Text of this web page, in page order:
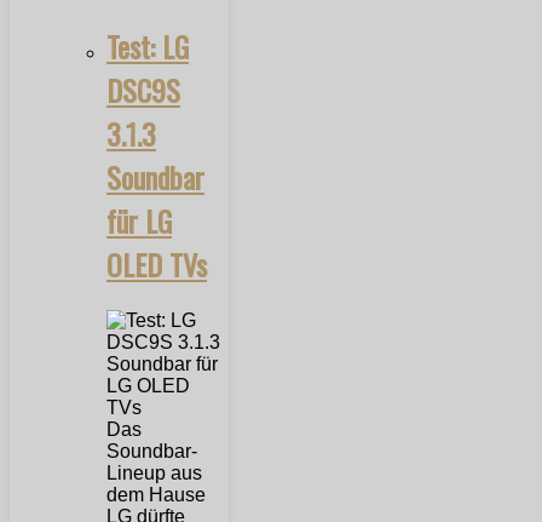
Test: LG
DSC9S
3.1.3
Soundbar
für LG
OLED TVs
Das
Soundbar-
Lineup aus
dem Hause
LG dürfte